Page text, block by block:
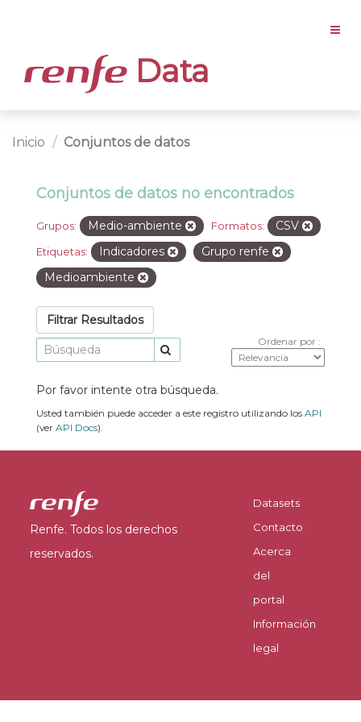
Data
Inicio Conjuntos de datos
Conjuntos de datos no encontrados
Grupos: Medio-ambiente Formatos: CSV
Etiquetas: Indicadores
Grupo renfe
Medioambiente
Filtrar Resultados
Ordenar por
Por favor intente otra búsqueda.
Usted también puede acceder a este registro utilizando los API
(ver API Docs).
Renfe. Todos los derechos
reservados.
Datasets
Contacto
Acerca
del
portal
Información
legal